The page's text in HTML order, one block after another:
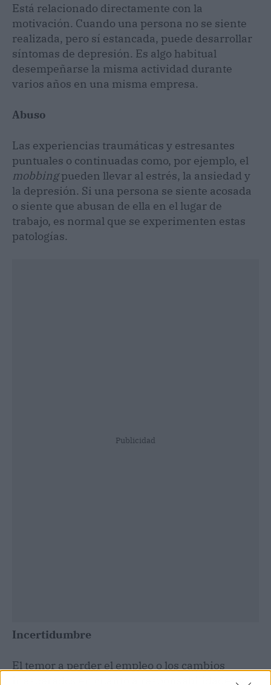
Está relacionado directamente con la
motivación. Cuando una persona no se siente
realizada, pero sí estancada, puede desarrollar
síntomas de depresión. Es algo habitual
desempeñarse la misma actividad durante
varios años en una misma empresa.
Abuso
Las experiencias traumáticas y estresantes
puntuales o continuadas como, por ejemplo, el
mobbingpueden llevar al estrés, la ansiedad y
la depresión. Si una persona se siente acosada
o siente que abusan de ella en el lugar de
trabajo, es normal que se experimenten estas
patologías.
Publicidad
Incertidumbre
El temor a perder el empleo o los cambios
inesperados en cuanto a responsabilidades y